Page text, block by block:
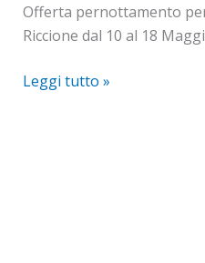
Offerta pernottamento
Riccione dal 10 al 18
2022
Leggi tutto »